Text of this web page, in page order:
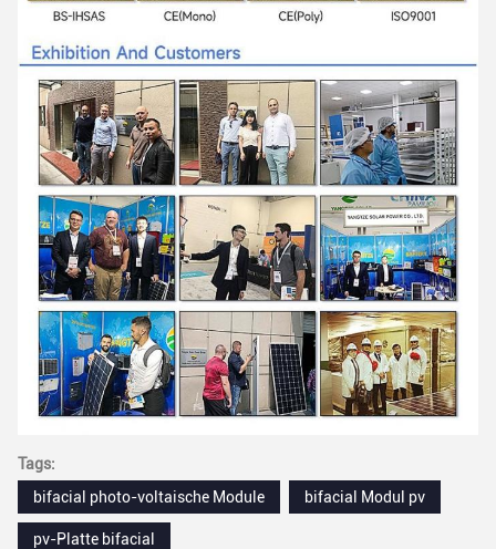
Tags:
bifacial photo-voltaische Module
bifacial Modul pv
pv-Platte bifacial